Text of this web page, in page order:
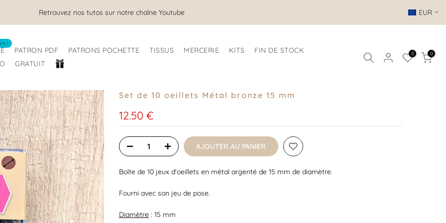
Retrouvez nos tutos sur notre chaîne Youtube EUR
!
PATRON PDF PATRONS POCHETTE TISSUS MERCERIE KITS
FIN DE STOCK
GRATUIT
0 0
Set de 10 oeillets Métal bronze 15 mm
12.50 €
AJOUTER AU PANIER
Boîte de 10 jeux d'oeillets en métal argenté de 15 mm de diamètre.
Fourni avec son jeu de pose.
Diamètre : 15 mm